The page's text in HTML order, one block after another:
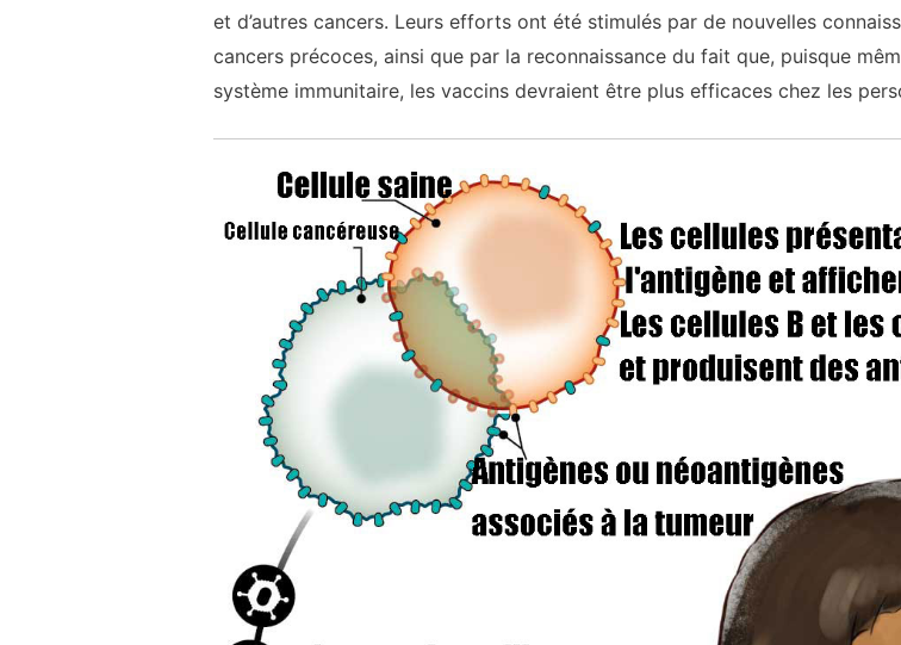
et d’autres cancers. Leurs efforts ont été stimulés par de nouvelles
cancers précoces, ainsi que par la reconnaissance du fait que, puisque
système immunitaire, les vaccins devraient être plus efficaces chez les